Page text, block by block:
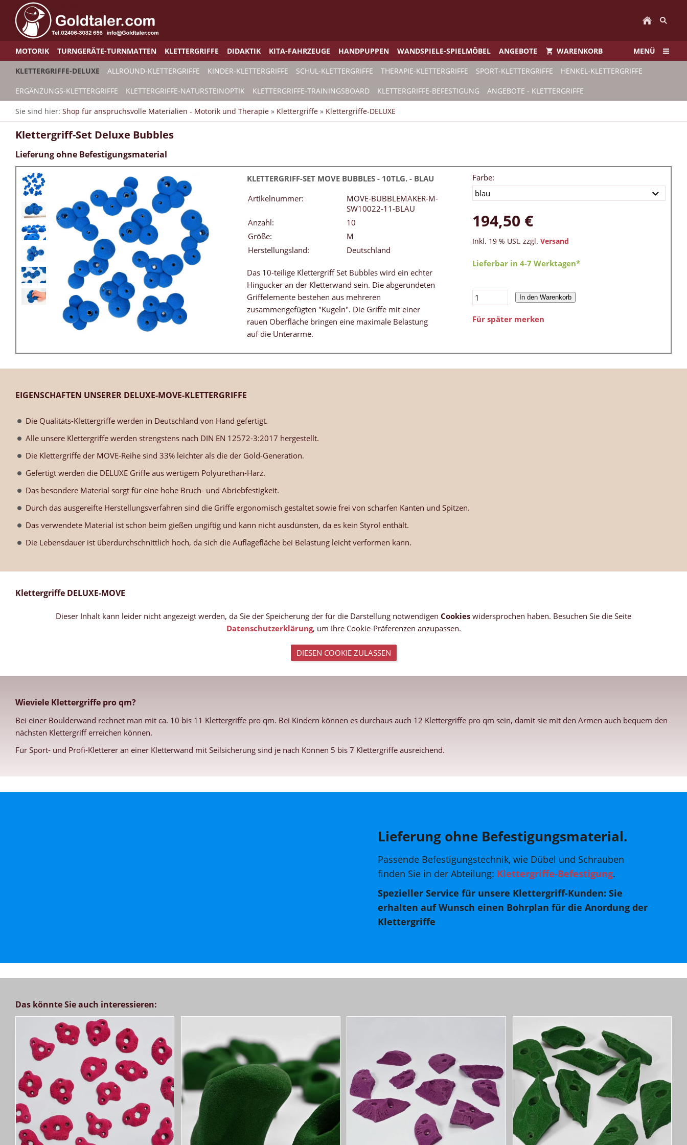
MOTORIK TURNGERÄTE-TURNMATTEN KLETTERGRIFFE DIDAKTIK KITA-FAHRZEUGE HANDPUPPEN WANDSPIELE-SPIELMÖBEL ANGEBOTE WARENKORB MENÜ
KLETTERGRIFFE-DELUXE ALLROUND-KLETTERGRIFFE KINDER-KLETTERGRIFFE SCHUL-KLETTERGRIFFE THERAPIE-KLETTERGRIFFE SPORT-KLETTERGRIFFE HENKEL-KLETTERGRIFFE
ERGÄNZUNGS-KLETTERGRIFFE KLETTERGRIFFE-NATURSTEINOPTIK KLETTERGRIFFE-TRAININGSBOARD KLETTERGRIFFE-BEFESTIGUNG ANGEBOTE - KLETTERGRIFFE
Sie sind hier: Shop für anspruchsvolle Materialien - Motorik und Therapie » Klettergriffe » Klettergriffe-DELUXE
Klettergriff-Set Deluxe Bubbles
Lieferung ohne Befestigungsmaterial
KLETTERGRIFF-SET MOVE BUBBLES - 10TLG. - BLAU
Artikelnummer:
MOVE-BUBBLEMAKER-M-
SW10022-11-BLAU
Anzahl:
10
Größe:
M
Herstellungsland:
Deutschland
Das 10-teilige Klettergriff Set Bubbles wird ein echter
Hingucker an der Kletterwand sein. Die abgerundeten
Griffelemente bestehen aus mehreren
zusammengefügten "Kugeln". Die Griffe mit einer
rauen Oberfläche bringen eine maximale Belastung
auf die Unterarme.
Farbe:
194,50 €
Inkl. 19 % USt. zzgl. Versand
Lieferbar in 4-7 Werktagen*
In den Warenkorb
Für später merken
EIGENSCHAFTEN UNSERER DELUXE-MOVE-KLETTERGRIFFE
Die Qualitäts-Klettergriffe werden in Deutschland von Hand gefertigt.
Alle unsere Klettergriffe werden strengstens nach DIN EN 12572-3:2017 hergestellt.
Die Klettergriffe der MOVE-Reihe sind 33% leichter als die der Gold-Generation.
Gefertigt werden die DELUXE Griffe aus wertigem Polyurethan-Harz.
Das besondere Material sorgt für eine hohe Bruch- und Abriebfestigkeit.
Durch das ausgereifte Herstellungsverfahren sind die Griffe ergonomisch gestaltet sowie frei von scharfen Kanten und Spitzen.
Das verwendete Material ist schon beim gießen ungiftig und kann nicht ausdünsten, da es kein Styrol enthält.
Die Lebensdauer ist überdurchschnittlich hoch, da sich die Auflagefläche bei Belastung leicht verformen kann.
Klettergriffe DELUXE-MOVE
Dieser Inhalt kann leider nicht angezeigt werden, da Sie der Speicherung der für die Darstellung notwendigen Cookies widersprochen haben. Besuchen Sie die Seite
Datenschutzerklärung, um Ihre Cookie-Präferenzen anzupassen.
DIESEN COOKIE ZULASSEN
Wieviele Klettergriffe pro qm?
Bei einer Boulderwand rechnet man mit ca. 10 bis 11 Klettergriffe pro qm. Bei Kindern können es durchaus auch 12 Klettergriffe pro qm sein, damit sie mit den Armen auch bequem den
nächsten Klettergriff erreichen können.
Für Sport- und Profi-Kletterer an einer Kletterwand mit Seilsicherung sind je nach Können 5 bis 7 Klettergriffe ausreichend.
Lieferung ohne Befestigungsmaterial.
Passende Befestigungstechnik, wie Dübel und Schrauben
finden Sie in der Abteilung: Klettergriffe-Befestigung.
Spezieller Service für unsere Klettergriff-Kunden: Sie
erhalten auf Wunsch einen Bohrplan für die Anordung der
Klettergriffe
Das könnte Sie auch interessieren: